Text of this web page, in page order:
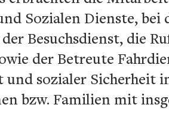
Sozialen Dienste, bei
Besuchsdienst, die
der Betreute
und sozialer Sicherheit
bzw. Familien mit